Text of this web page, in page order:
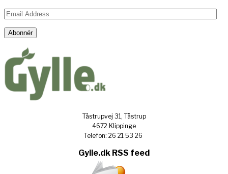
Email
Abonnér
Tåstrupvej 31, Tåstrup
4672 Klippinge
Telefon: 26 21 53 26
Gylle.dk RSS feed